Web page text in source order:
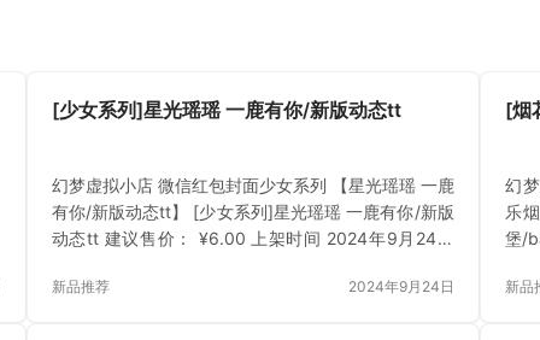
[少女系列]星光瑶瑶 一鹿有你/新版动态tt
幻梦虚拟小店 微信红包封面少女系列 【星光瑶瑶 一鹿
有你/新版动态tt】 [少女系列]星光瑶瑶 一鹿有你/新版
动态tt 建议售价： ¥6.00 上架时间 2024年9月24日
新品推荐 2024年9月24日
[烟
幻
乐
堡/
新品